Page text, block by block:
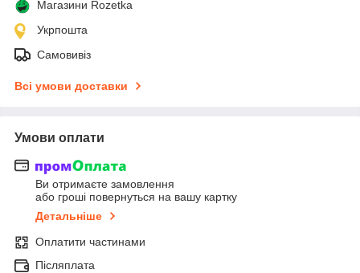
Магазини Rozetka
Укрпошта
Самовивіз
Всі умови доставки
Умови оплати
Ви отримаєте замовлення
або гроші повернуться на вашу картку
Детальніше
Оплатити частинами
Післяплата